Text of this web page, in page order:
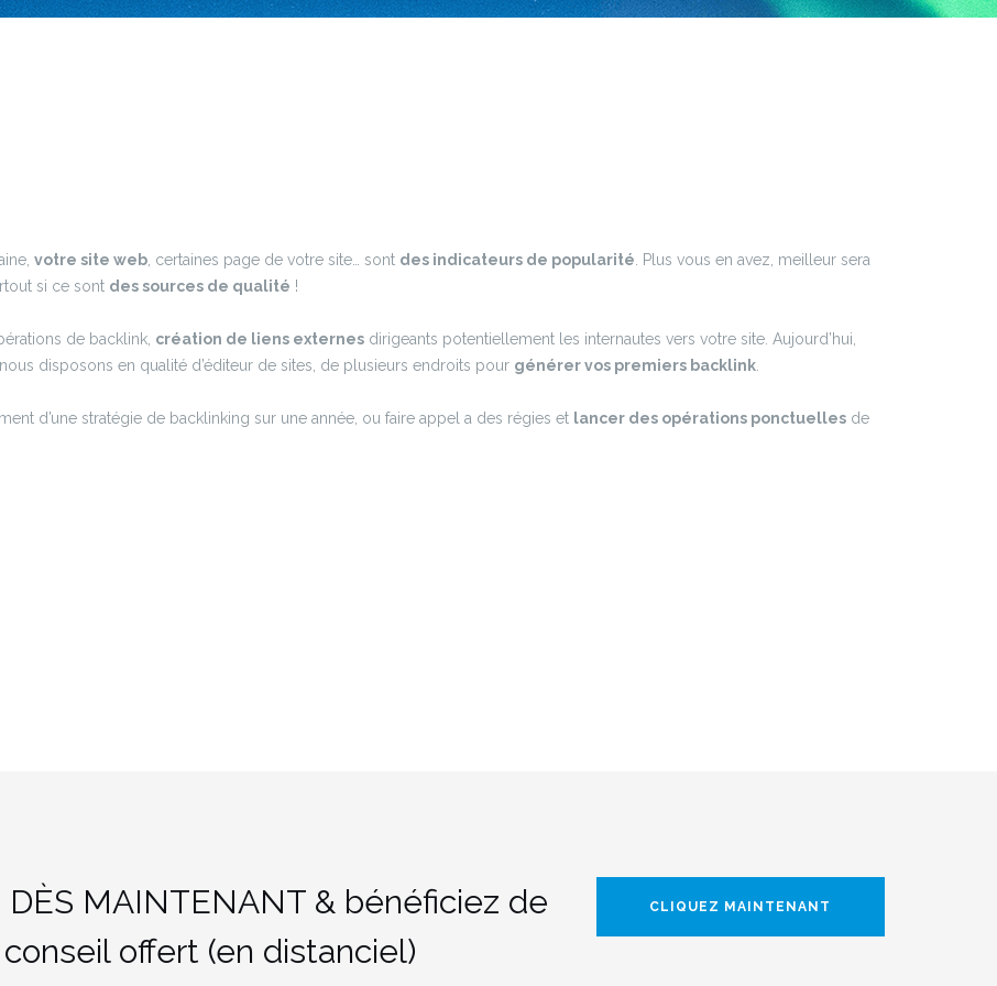
votre site web , certaines page de votre site… sont des indicateurs de popularité . Plus vous en avez, meilleur sera
si ce sont des sources de qualité !
de backlink, création de liens externes dirigeants potentiellement les internautes vers votre site. Aujourd’hui,
nous disposons en qualité d’éditeur de sites, de plusieurs endroits pour générer vos premiers backlink
d’une stratégie de backlinking sur une année, ou faire appel a des régies et lancer des opérations ponctuelles de
DÈS MAINTENANT & bénéficiez de
offert (en distanciel)
CLIQUEZ MAINTENANT